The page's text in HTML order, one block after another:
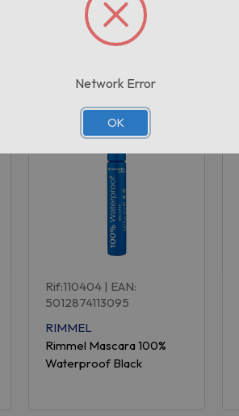
Prodotti correlati
Rif:110404 | EAN:
5012874113095
RIMMEL
Rimmel Mascara 100%
Waterproof Black
Network Error
OK